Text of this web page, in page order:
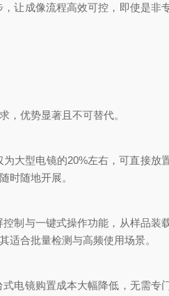
成像流程高效可控，即使是非
优势显著且不可替代。
型电镜的20%左右，可直接放置
时随地开展。
制与一键式操作功能，从样品装
合批量检测与高频使用场景。
电镜购置成本大幅降低，无需专